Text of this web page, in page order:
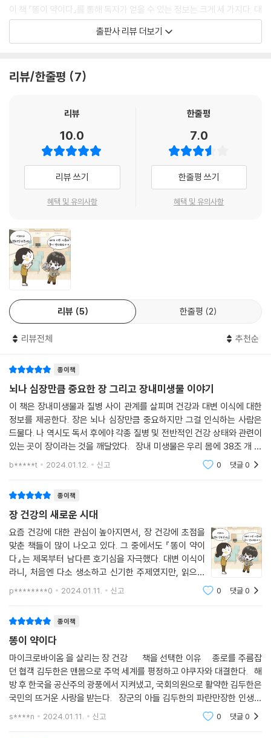
감염은 자연산 세균 적군으로 치료해야 하지 않을까요? 그 방법이 단순히
이 감염성 세균(일명 병원균)을 항생제로 죽이는 것보다 더 복잡할까요?
인간의 미생물군계는 우주 블랙홀처럼 너무 방대하고 조밀해서 완전히 이
해할 수 없을지도 모릅니다.
료 18주 이후로 천천히 그리고 꾸준히 개선되었다고 보고했습니다. 부모
들이 사회반응성척도(SRS)를 사용했을 때, 실험 초기에는 피험자의 89%
가 심각한 범위에 있었습니다. 하지만 2년 후 추적 관찰에서는 47%로 떨
어졌습니다. 이렇게 부모가 참여한 평가에서뿐만 아니라 다른 전문가 평가
에서도 개선을 보였습니다.
--- 「2부 똥이 약이다, 자폐 스펙트럼 장애와 대변 이식」 중에서
는 것을 발견했습니다. 베이징대학교 연구 결과에 따르면, 과민대장증후
군, 설사, 우울증 환자는 대변 미생물군에서 변화가 유사하게 나타났습니
다. 우울증과 과민대장증후군을 동시에 앓는 실험군의 대변 검체는 건강한
대조군에 비해 다양성이 떨어졌습니다. 하지만 과민대장증후군을 앓고 있
지 않다면 그 이유도 궁금하지 않나요?
--- 「2부 똥이 약이다, 염증을 다스리는 미생물」 중에서
나 가스를 진정하는 해결책입니다. 다른 사람에게는 페퍼민트가 속을 쓰리
게 하거나 위식도역류질환을 유발합니다. 페퍼민트가 하부 식도 괄약근의
압력을 낮춰서 역류성 소화불량을 일으키기 때문입니다.
--- 「3부 대변 이식에 대한 모든 것, 피해야 할 음식」 중에서
한국인들은 김치를 매년 약 18킬로그램 먹습니다. 김치에는 유산균, 류코
노스톡(Leuconostoc) 균, 바이셀라(Weissella) 균이 많이 들어 있습
니다. 사람마다 필요한 세균이 서로 다르므로, 김치가 모든 이에게 맞지 않
물군계와 잘 맞는지 살펴봅시다.
--- 「3부 대변 이식에 대한 모든 것, 음식으로 드는 적금」 중에서
미국 식품의약국은 재발성 클로스트리듐 디피실리균 감염 치료에 한해서
대변 이식을 승인했습니다. 다른 질병은 아직 허가 대상이 아닙니다. 하지
만 이 사실이 혁신적인 기업가들을 멈추게 하지는 못했습니다. 구매해서
삼킬 수 있는 똥 캡슐이 있습니다. 온라인 설명문과 스스로 하는 관장에 관
한 유튜브 동영상도 있습니다. 똥을 다른 여느 상품처럼 거래할 수 있습니
--- 「3부 대변 이식에 대한 모든 것, 대변 이식을 하는 방법」 중에서
대변 기증은 비침습적이고 짧은 시간 안에 할 수 있습니다. 우리가 여러 가
지 세균에 대해 더 많이 알게 된다면 우리는 특정 속과 종의 미생물군을 가
진 특정한 기증자를 찾을 것입니다. 결국 헌혈이나 장기 기증 같은 체계와
비슷해지지 않을까요? 당신의 똥으로 소중한 생명을 구하세요!
--- 「3부 대변 이식에 대한 모든 것, 공여자가 누구죠?」 중에서
이 책 『똥이 약이다』를 통해 독자가 얻을 수 있는 정보는 크게 세 가지다. 대
변 이식, 소화기 질환 그리고 장을 위한 식사법이다. 우선, 대변 이식을 누
가, 언제, 어디서, 무엇을, 어떻게, 왜 하는지 하나하나 답한다. 2013년부
환 파트에서는 소화기 전체가 미생물로 가득 찬 하나의 우주라는 관점을
떤 관계가 있는지 살피면서, 저자는 건강이 장내 미생물군계(마이크로바
지막으로, 장내 미생물을 배불리 먹이는 식단을 알려준다. 고구마부터 김
치까지, 대장 건강에 필수적이면서 쉽고 빠르게 준비할 수 있는 음식을 독
자에게 소개한다. 이 책을 읽으면 장에 좋고 나쁜 식품을 가려내는 기준이
명확히 자리 잡을 것이다. 분명한 점은 장내 미생물은 우리가 무엇을 먹는
지에 따라 변한다는 사실이다.
이 책은 장과 건강의 상관관계 사이에 있는 공백을 메워줄 퍼즐 조각과 같
다. 우리 몸의 주인은 미생물일 수도 있다. 최근 10년간 장내 미생물이 면역
력을 좌우한다는 연구가 활발히 진행되었다. 장에는 미생물 38조 개, 면역
세포 70%, 몸속 세균 90%가 존재한다. 장내 미생물군계의 균형이 깨지면
면역력이 위태로워진다고 30여 년 경력의 미국 소화기내과 전문의 사빈
하잔이 말한다. 특히 서구식 식단과 도시 생활 환경이 알게 모르게 장내 미
생물을 황폐화한다. 가공식품과 밀가루 식품을 장기간 섭취하면 장내 미생
세균이 빠져나가 전신으로 염증을 퍼뜨린다. 더불어 코로나 팬데믹 이후
했다. 깨끗한 환경 때문에 역설적으로 장내 미생물군 불균형(dysbiosis)
이 늘어났다. 현대에 들어서 체중이 급증하고, 자가면역질환으로 고통받는
사람들이 많아지는 이유다. 당장 아픈 증상이 없더라도 혀가 즐거워하는
식단과 '위생적'인 생활을 유지한다면 선진국형 질환에 걸릴 가능성은 점
점 높아진다.
2016년에 우리나라 보건복지부에서도 대변 이식을 신(新)의료기술로 채
로 대변 이식을 적극적으로 도입하고 있다. 대변으로 질병을 치료할 수 있
는 이유는 질병의 원인이 장내 미생물 불균형에 있기 때문이다. '항생제 폭
탄'을 맞아 사라진 유익균을 건강한 기증자의 대변을 이식받아서 원상태로
되돌린다. 미국 캐나다에서 클로스트리듐 디피실리 감염증(이하 '디피실
리 감염증', Clostridium difficile infection)을 대변 이식으로 90% 이
상 완치하면서, 대변 이식이 디피실리 감염증에 가장 효과적인 치료로 각
광받고 있다. 입원 환자에게 투여한 항생제가 유익균과 병원균을 무작위로
청소해 버리고, 상주균이었던 클로스트리듐 디피실리균이 장에서 우위를
게 건강한 사람이 기증한 대변 속 미생물총을 이식한다.
과민대장증후군 또한 장내 미생물군 불균형과 연관이 있다. 2022년 노르
웨이에서 진행된 한 연구에 따르면, 과민대장증후군 환자 45명에게 대변
60g을 십이지장에 이식하자 3년 후에도 71.8%에서 증상이 유의미하게
줄었고, 피험자의 삶의 질이 향상되었다. 과민대장증후군은 생활 습관 및
심리적 상태가 복합적으로 작용해서 설사 혹은 변비 등의 배변습관의 변화
를 가져오는 만성 질환이다. 심하면 대장절제술까지 진행할 정도로 삶을
출판사 리뷰 더보기
리뷰/한줄평 7
리뷰
10.0
리뷰 쓰기
혜택 및 유의사항
한줄평
7.0
한줄평 쓰기
혜택 및 유의사항
리뷰 5 한줄평 2
리뷰전체 추천순
종이책
뇌나 심장만큼 중요한 장 그리고 장내미생물 이야기
이 책은 장내미생물과 질병 사이 관계를 살피며 건강과 대변 이식에 대한
정보를 제공한다. 장은 뇌나 심장만큼 중요하지만 그걸 인식하는 사람은
드물다. 나 역시도 독서 후에야 각종 질병 및 전반적인 건강 상태와 관련이
있는 곳이 장이라는 것을 깨달았다. 장내 미생물은 우리 몸에 38조 개 들
어있으며 일생 동안 음식 약 35톤을 처리한다고 한다. 이를 보아 어쩌면 우
b*****t 2024.01.12. 신고 0 댓글0
종이책
장 건강의 새로운 시대
요즘 건강에 대한 관심이 높아지면서, 장 건강에 초점을
맞춘 책들이 많이 나오고 있다. 그 중에서도 『똥이 약이
다』는 제목부터 남다른 호기심을 자극했다. 대변 이식이
라니, 처음엔 다소 생소하고 신기한 주제였지만, 읽으면
서 우리 몸과 건강에 대한 새로운 시각을 제공해줬다.
이 책은 장내 미생물군계와 건강의 상관관계를 심도 있게
p********0 2024.01.11. 신고 0 댓글0
종이책
똥이 약이다
마이크로바이옴 을 살리는 장 건강 책을 선택한 이유 종로를 주름잡
던 협객 김두한은 맨몸으로 주먹 세계를 평정하고 야쿠자와 대결한다. 해
방 후 한국을 공산주의 광풍에서 지켜냈고, 국회의원으로 활약한 김두한은
국민의 뜨거운 사랑을 받는다. 장군의 아들 김두한의 파란만장한 인생을
그린 백파 홍성유 의 소설 인생유전 에는 똥을 치료약으로 쓰는
s****n 2024.01.11. 신고 0 댓글0